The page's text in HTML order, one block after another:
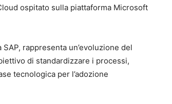
ospitato sulla piattaforma Microsoft
rappresenta un’evoluzione del
di standardizzare i processi,
tecnologica per l’adozione